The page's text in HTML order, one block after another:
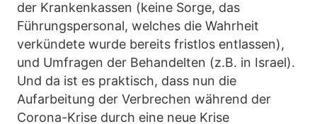
der Krankenkassen (keine Sorge, das
Führungspersonal, welches die Wahrheit
verkündete wurde bereits fristlos entlassen),
und Umfragen der Behandelten (z.B. in Israel).
Und da ist es praktisch, dass nun die
Aufarbeitung der Verbrechen während der
Corona-Krise durch eine neue Krise